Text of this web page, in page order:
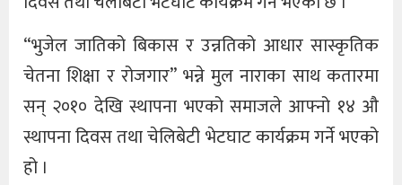
“भुजेल जातिको बिकास र उन्नतिको आधार सास्कृतिक
चेतना शिक्षा र रोजगार” भन्ने मुल नाराका साथ कतारमा
सन् २०१० देखि स्थापना भएको समाजले आफ्नो १४ औ
स्थापना दिवस तथा चेलिबेटी भेटघाट कार्यक्रम गर्ने भएको
हो ।